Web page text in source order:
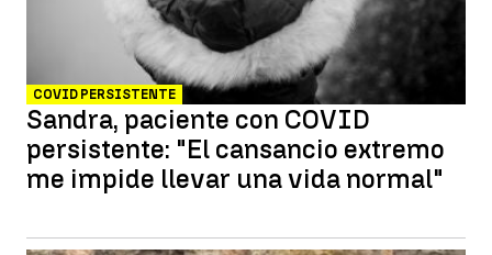
COVID PERSISTENTE
Sandra, paciente con COVID
persistente: "El cansancio extremo
me impide llevar una vida normal"